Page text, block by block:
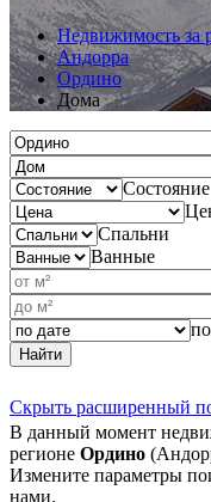
Недвижимость за
Андорра
Ордино
Дома
Состояние
Спальни
Ванные
Найти
Скрыть расширенный
В данный момент
регионе Ордино
Измените параметры
нами.